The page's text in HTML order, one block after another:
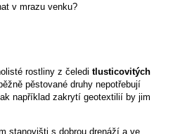
v mrazu venku?
rostliny z čeledi tlusticovitých
pěstované druhy nepotřebují
například zakrytí geotextilií by jim
stanovišti s dobrou drenáží a ve